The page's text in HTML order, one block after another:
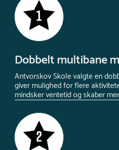
Dobbelt multibane
Antvorskov Skole valgte en
giver mulighed for flere
mindsker ventetid og skaber